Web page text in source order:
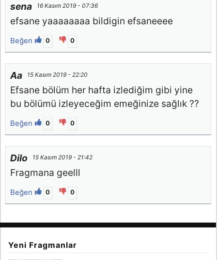
sena 16 Kasım 2019 - 07:36
efsane yaaaaaaaa bildigin efsaneeee
Beğen 0 0
Aa 15 Kasım 2019 - 22:20
Efsane bölüm her hafta izlediğim gibi yine
bu bölümü izleyeceğim emeğinize sağlık ??
Beğen 0 0
Dilo 15 Kasım 2019 - 21:42
Fragmana geelll
Beğen 0 0
Yeni Fragmanlar